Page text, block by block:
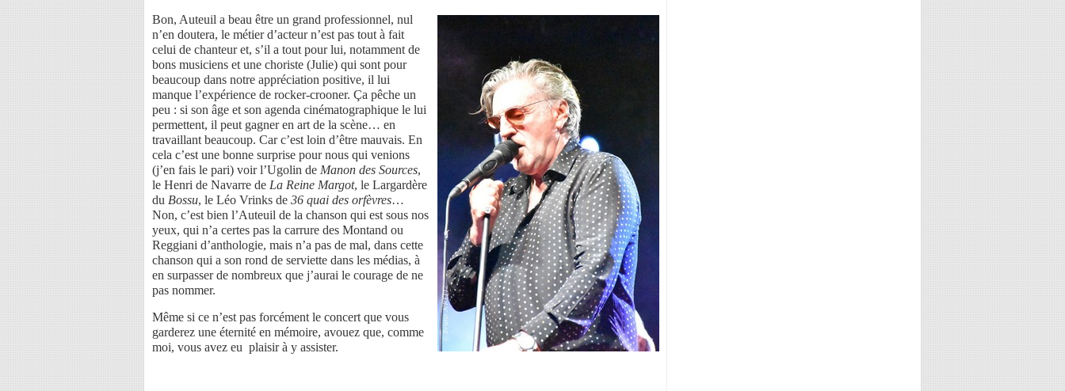
Bon, Auteuil a beau être un grand professionnel, nul
n’en doutera, le métier d’acteur n’est pas tout à fait
celui de chanteur et, s’il a tout pour lui, notamment de
bons musiciens et une choriste (Julie) qui sont pour
beaucoup dans notre appréciation positive, il lui
manque l’expérience de rocker-crooner. Ça pêche un
peu : si son âge et son agenda cinématographique le lui
permettent, il peut gagner en art de la scène… en
travaillant beaucoup. Car c’est loin d’être mauvais. En
cela c’est une bonne surprise pour nous qui venions
(j’en fais le pari) voir l’Ugolin de Manon des Sources,
le Henri de Navarre de La Reine Margot, le Largardère
du Bossu, le Léo Vrinks de 36 quai des orfèvres…
Non, c’est bien l’Auteuil de la chanson qui est sous nos
yeux, qui n’a certes pas la carrure des Montand ou
Reggiani d’anthologie, mais n’a pas de mal, dans cette
chanson qui a son rond de serviette dans les médias, à
en surpasser de nombreux que j’aurai le courage de ne
pas nommer.
Même si ce n’est pas forcément le concert que vous
garderez une éternité en mémoire, avouez que, comme
moi, vous avez eu plaisir à y assister.